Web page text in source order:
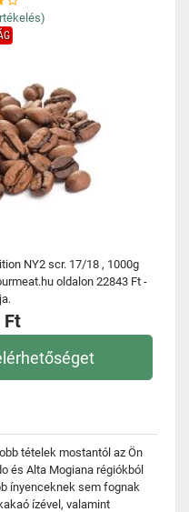
NY2 scr. 17/18 , 1000g
oldalon 22843 Ft -
Ft
tételek mostantól az Ön
és Alta Mogiana régiókból
ínyenceknek sem fognak
ízével, valamint